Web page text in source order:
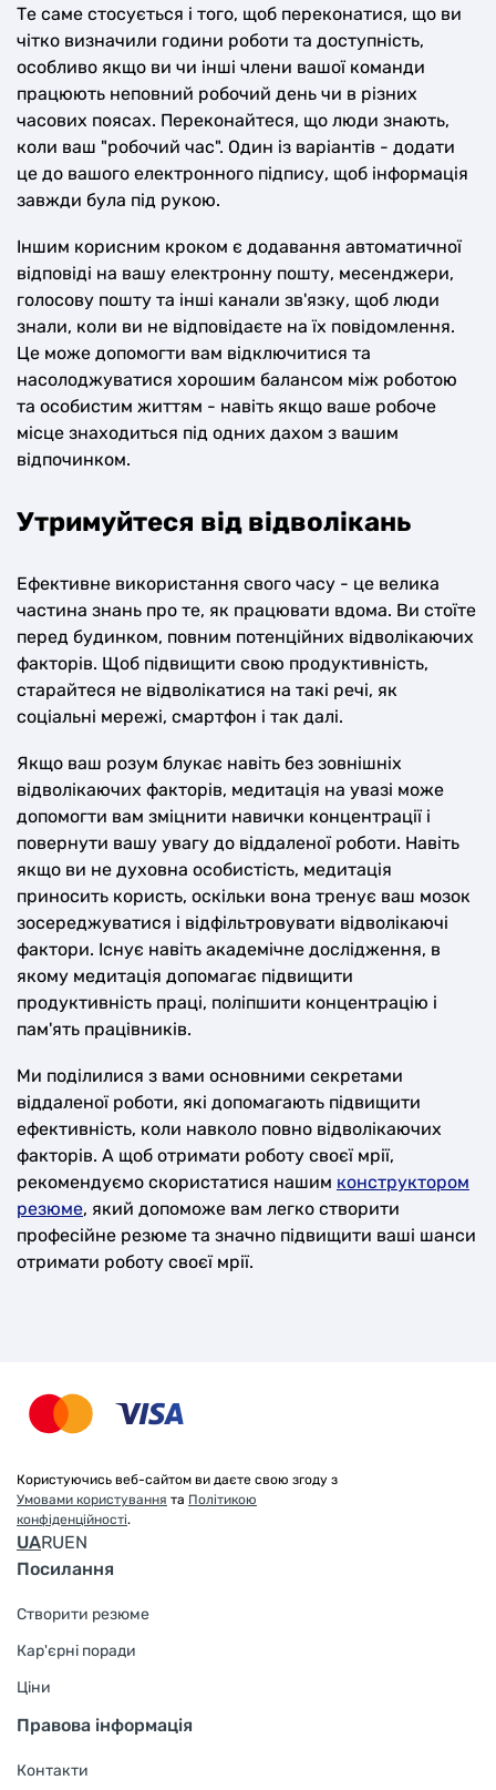
Те саме стосується і того, щоб переконатися, що ви
чітко визначили години роботи та доступність,
особливо якщо ви чи інші члени вашої команди
працюють неповний робочий день чи в різних
часових поясах. Переконайтеся, що люди знають,
коли ваш "робочий час". Один із варіантів - додати
це до вашого електронного підпису, щоб інформація
завжди була під рукою.
Іншим корисним кроком є додавання автоматичної
відповіді на вашу електронну пошту, месенджери,
голосову пошту та інші канали зв'язку, щоб люди
знали, коли ви не відповідаєте на їх повідомлення.
Це може допомогти вам відключитися та
насолоджуватися хорошим балансом між роботою
та особистим життям - навіть якщо ваше робоче
місце знаходиться під одних дахом з вашим
відпочинком.
Утримуйтеся від відволікань
Ефективне використання свого часу - це велика
частина знань про те, як працювати вдома. Ви стоїте
перед будинком, повним потенційних відволікаючих
факторів. Щоб підвищити свою продуктивність,
старайтеся не відволікатися на такі речі, як
соціальні мережі, смартфон і так далі.
Якщо ваш розум блукає навіть без зовнішніх
відволікаючих факторів, медитація на увазі може
допомогти вам зміцнити навички концентрації і
повернути вашу увагу до віддаленої роботи. Навіть
якщо ви не духовна особистість, медитація
приносить користь, оскільки вона тренує ваш мозок
зосереджуватися і відфільтровувати відволікаючі
фактори. Існує навіть академічне дослідження, в
якому медитація допомагає підвищити
продуктивність праці, поліпшити концентрацію і
пам'ять працівників.
Ми поділилися з вами основними секретами
віддаленої роботи, які допомагають підвищити
ефективність, коли навколо повно відволікаючих
факторів. А щоб отримати роботу своєї мрії,
рекомендуємо скористатися нашим конструктором
резюме, який допоможе вам легко створити
професійне резюме та значно підвищити ваші шанси
отримати роботу своєї мрії.
Користуючись веб-сайтом ви даєте свою згоду з
Умовами користування та Політикою
конфіденційності.
UARUEN
Посилання
Створити резюме
Кар'єрні поради
Ціни
Правова інформація
Контакти